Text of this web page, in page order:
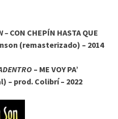
– CON CHEPÍN HASTA QUE
(remasterizado) – 2014
– ME VOY PA’
– prod. Colibrí – 2022